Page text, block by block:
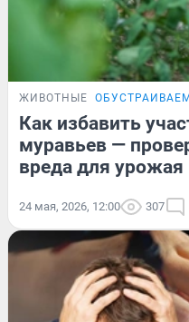
ЖИВОТНЫЕ
Как избавить
муравьев —
вреда для урожая
24 мая, 2026, 12:00 307